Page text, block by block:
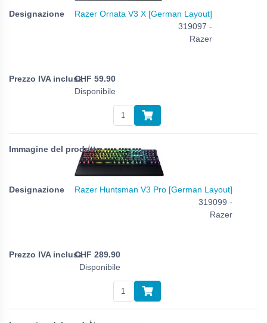
Razer Ornata V3 X [German Layout]
319097 -
Razer
CHF 59.90
Disponibile
Razer Huntsman V3 Pro [German Layout]
319099 -
Razer
CHF 289.90
Disponibile